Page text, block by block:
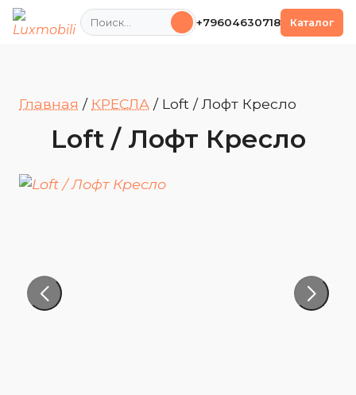
Поиск +79604630718 Каталог
Главная / КРЕСЛА / Loft / Лофт Кресло
Loft / Лофт Кресло